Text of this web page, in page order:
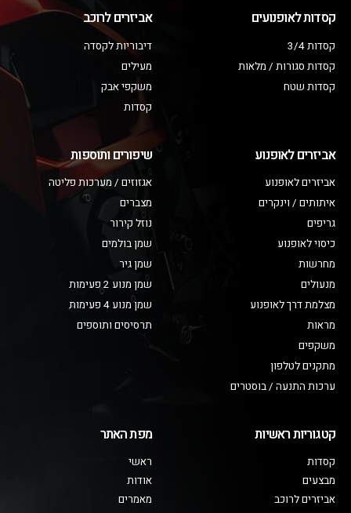
קסדות לאופנועים
קסדות 3/4
קסדות סגורות / מלאות
קסדות שטח
אביזרים לרוכב
דיבוריות לקסדה
מעילים
משקפי אבק
קסדות
אביזרים לאופנוע
אביזרים לאופנוע
איתותים / וינקרים
גריפים
כיסוי לאופנוע
מחרשות
מנעולים
מצלמת דרך לאופנוע
מראות
משקפים
מתקנים לטלפון
ערכות התנעה / בוסטרים
שיפורים ותוספות
אגזוזים / מערכות פליטה
מצברים
נוזל קירור
שמן בולמים
שמן גיר
שמן מנוע 2 פעימות
שמן מנוע 4 פעימות
תרסיסים ותוספים
קטגוריות ראשיות
קסדות
מבצעים
אביזרים לרוכב
מפת האתר
ראשי
אודות
מאמרים